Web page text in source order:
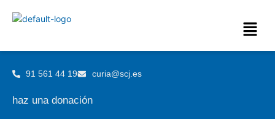
91 561 44 19 curia@scj.es
haz una donación